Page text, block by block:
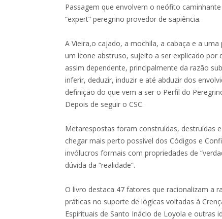
Passagem que envolvem o neófito
“expert” peregrino provedor de sapiência.
A Vieira,o cajado, a mochila, a cabaça e a
um ícone abstruso, sujeito a ser explicado
assim dependente, principalmente da razão
inferir, deduzir, induzir e até abduzir dos
definição do que vem a ser o Perfil do
Depois de seguir o CSC.
Metarespostas foram construídas, destruídas
chegar mais perto possível dos Códigos e
invólucros formais com propriedades de
dúvida da “realidade”.
O livro destaca 47 fatores que racionalizam a
práticas no suporte de lógicas voltadas à
Espirituais de Santo Inácio de Loyola e outras